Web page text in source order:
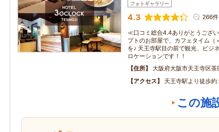
フォトギャラリー
4.3 266件
≪口コミ総合4.4ありがとうござ
プトのお部屋で、カフェタイム（
を♪ 天王寺駅目の前で観光、ビジ
ロケーションです！！
住所
大阪府大阪市天王寺区
アクセス
天王寺駅より徒歩約
この施